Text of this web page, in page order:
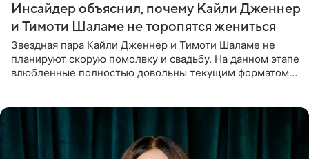
Инсайдер объяснил, почему Кайли Дженнер
и Тимоти Шаламе не торопятся жениться
Звездная пара Кайли Дженнер и Тимоти Шаламе не
планируют скорую помолвку и свадьбу. На данном этапе
влюбленные полностью довольны текущим форматом